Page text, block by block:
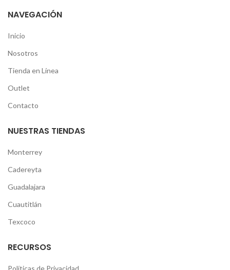
NAVEGACIÓN
Inicio
Nosotros
Tienda en Línea
Outlet
Contacto
NUESTRAS TIENDAS
Monterrey
Cadereyta
Guadalajara
Cuautitlán
Texcoco
RECURSOS
Políticas de Privacidad